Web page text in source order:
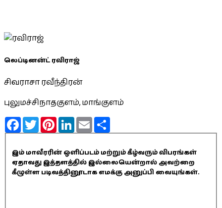
லெப்டினன்ட் ரவிராஜ்
சிவராசா ரவீந்திரன்
புலுமச்சிநாதகுளம், மாங்குளம்
FacebookTwitterPinterestLinkedInEmail
இம் மாவீரரின் ஒளிப்படம் மற்றும் கீழ்வரும் விபரங்கள்
ஏதாவது இத்தளத்தில் இல்லையென்றால் அவற்றை
கீழுள்ள படிவத்தினூடாக எமக்கு அனுப்பி வையுங்கள்.